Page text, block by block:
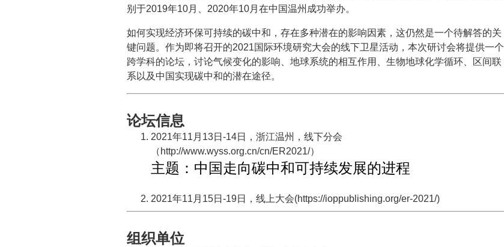
别于2019年10月、2020年10月在中国温州成功举办。
如何实现经济环保可持续的碳中和，存在多种潜在的影响因素，这仍然是一个待解答的关
键问题。作为即将召开的2021国际环境研究大会的线下卫星活动，本次研讨会将提供一个
跨学科的论坛，讨论气候变化的影响、地球系统的相互作用、生物地球化学循环、区间联
系以及中国实现碳中和的潜在途径。
论坛信息
2021年11月13日-14日，浙江温州，线下分会
（http://www.wyss.org.cn/cn/ER2021/）
主题：中国走向碳中和可持续发展的进程
2021年11月15日-19日，线上大会(https://ioppublishing.org/er-2021/)
组织单位